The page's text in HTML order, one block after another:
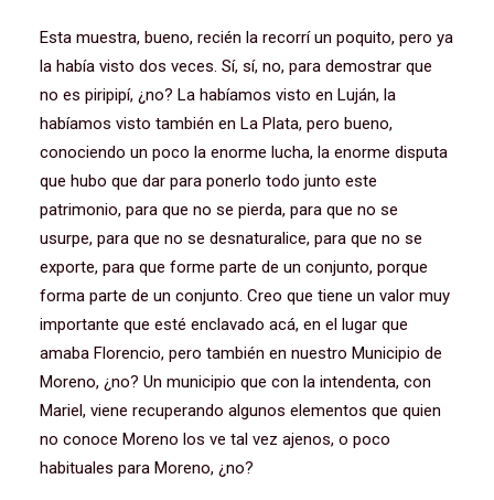
Esta muestra, bueno, recién la recorrí un poquito, pero ya
la había visto dos veces. Sí, sí, no, para demostrar que
no es piripipí, ¿no? La habíamos visto en Luján, la
habíamos visto también en La Plata, pero bueno,
conociendo un poco la enorme lucha, la enorme disputa
que hubo que dar para ponerlo todo junto este
patrimonio, para que no se pierda, para que no se
usurpe, para que no se desnaturalice, para que no se
exporte, para que forme parte de un conjunto, porque
forma parte de un conjunto. Creo que tiene un valor muy
importante que esté enclavado acá, en el lugar que
amaba Florencio, pero también en nuestro Municipio de
Moreno, ¿no? Un municipio que con la intendenta, con
Mariel, viene recuperando algunos elementos que quien
no conoce Moreno los ve tal vez ajenos, o poco
habituales para Moreno, ¿no?